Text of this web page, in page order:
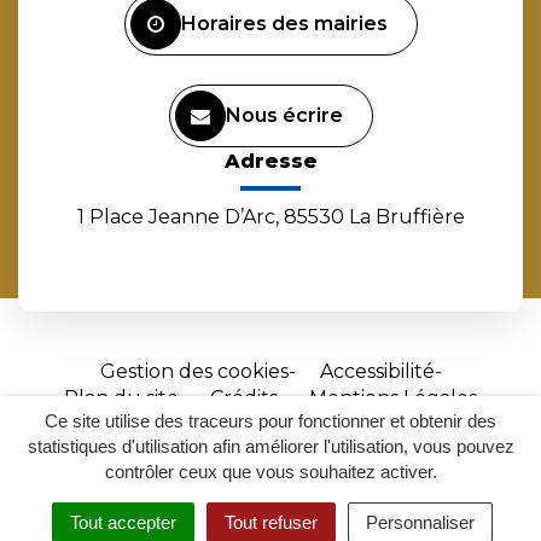
Ce site utilise des traceurs pour fonctionner et obtenir des
statistiques d'utilisation afin améliorer l'utilisation, vous pouvez
contrôler ceux que vous souhaitez activer.
Tout accepter Tout refuser Personnaliser
Horaires des mairies
Nous écrire
Adresse
1 Place Jeanne D’Arc, 85530 La Bruffière
Gestion des cookies
Accessibilité
Plan du site
Crédits
Mentions Légales
Site
réalisé
par
Inovagora